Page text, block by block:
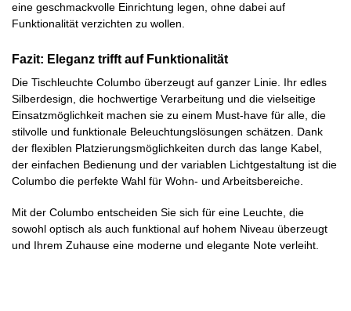
eine geschmackvolle Einrichtung legen, ohne dabei auf
Funktionalität verzichten zu wollen.
Fazit: Eleganz trifft auf Funktionalität
Die Tischleuchte Columbo überzeugt auf ganzer Linie. Ihr edles
Silberdesign, die hochwertige Verarbeitung und die vielseitige
Einsatzmöglichkeit machen sie zu einem Must-have für alle, die
stilvolle und funktionale Beleuchtungslösungen schätzen. Dank
der flexiblen Platzierungsmöglichkeiten durch das lange Kabel,
der einfachen Bedienung und der variablen Lichtgestaltung ist die
Columbo die perfekte Wahl für Wohn- und Arbeitsbereiche.
Mit der Columbo entscheiden Sie sich für eine Leuchte, die
sowohl optisch als auch funktional auf hohem Niveau überzeugt
und Ihrem Zuhause eine moderne und elegante Note verleiht.